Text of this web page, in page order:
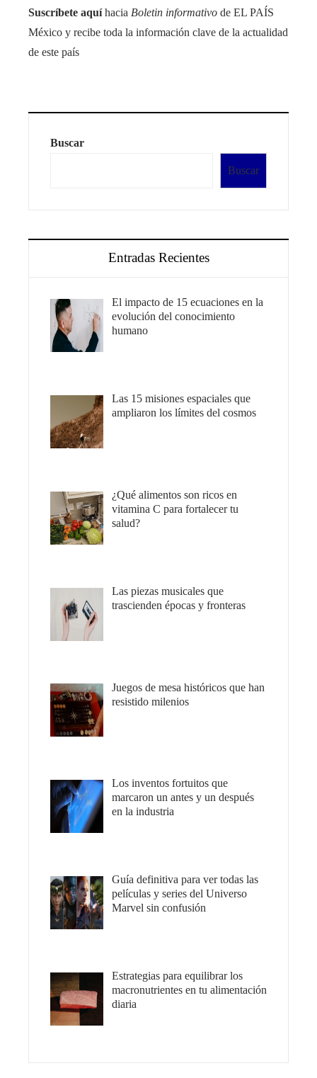
Suscríbete aquí hacia Boletin informativo de EL PAÍS
México y recibe toda la información clave de la actualidad
de este país
Buscar
Buscar
Entradas Recientes
El impacto de 15 ecuaciones en la
evolución del conocimiento
humano
Las 15 misiones espaciales que
ampliaron los límites del cosmos
¿Qué alimentos son ricos en
vitamina C para fortalecer tu
salud?
Las piezas musicales que
trascienden épocas y fronteras
Juegos de mesa históricos que han
resistido milenios
Los inventos fortuitos que
marcaron un antes y un después
en la industria
Guía definitiva para ver todas las
películas y series del Universo
Marvel sin confusión
Estrategias para equilibrar los
macronutrientes en tu alimentación
diaria